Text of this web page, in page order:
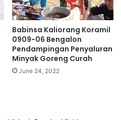
Babinsa Kaliorang Koramil
0909-06 Bengalon
Pendampingan Penyaluran
Minyak Goreng Curah
June 24, 2022